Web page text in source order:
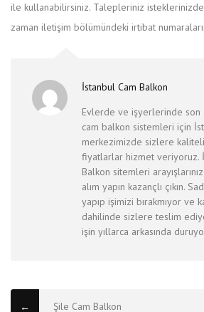
ile kullanabilirsiniz. Talepleriniz
zaman iletişim bölümündeki irtibat
İstanbul Cam Balkon
Evlerde ve işyerlerinde son
cam balkon sistemleri için
merkezimizde sizlere
fiyatlarlar hizmet veriyoruz.
Balkon sitemleri
alım yapın kazançlı çıkın.
yapıp işimizi bırakmıyor ve
dahilinde sizlere teslim
işin yıllarca arkasında
← Şile Cam Balkon